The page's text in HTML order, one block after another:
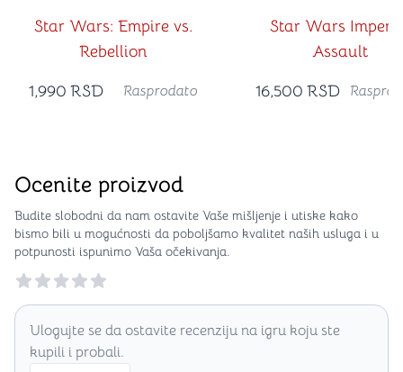
Star Wars: Empire vs.
Rebellion
1,990 RSD Rasprodato
Star Wars
Assault
16,500 RSD
Ocenite proizvod
Budite slobodni da nam ostavite Vaše mišljenje i utiske kako
bismo bili u mogućnosti da poboljšamo kvalitet naših usluga i u
potpunosti ispunimo Vaša očekivanja.
Reviews
Ulogujte se da ostavite recenziju na igru koju ste
kupili i probali.